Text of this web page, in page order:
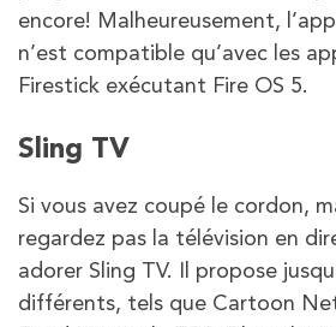
encore! Malheureusement,
n’est compatible qu’avec les
Firestick exécutant Fire OS 5.
Sling TV
Si vous avez coupé le cordon,
regardez pas la télévision en
adorer Sling TV. Il propose
différents, tels que Cartoon